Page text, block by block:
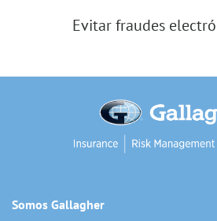
Evitar fraudes
Somos Gallagher